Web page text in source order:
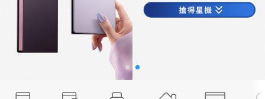
資費合約
申請查詢